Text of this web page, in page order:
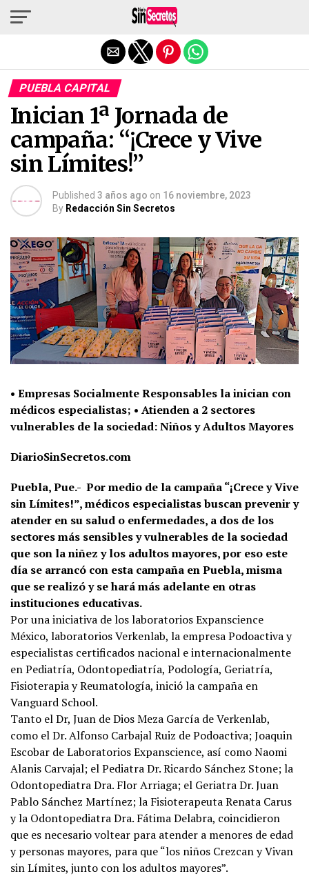
PUEBLA CAPITAL
Inician 1ª Jornada de
campaña: “¡Crece y Vive
sin Límites!”
Published 3 años ago on 16 noviembre, 2023
By Redacción Sin Secretos
• Empresas Socialmente Responsables la inician con
médicos especialistas; • Atienden a 2 sectores
vulnerables de la sociedad: Niños y Adultos Mayores
DiarioSinSecretos.com
Puebla, Pue.- Por medio de la campaña “¡Crece y Vive
sin Límites!”, médicos especialistas buscan prevenir y
atender en su salud o enfermedades, a dos de los
sectores más sensibles y vulnerables de la sociedad
que son la niñez y los adultos mayores, por eso este
día se arrancó con esta campaña en Puebla, misma
que se realizó y se hará más adelante en otras
instituciones educativas.
Por una iniciativa de los laboratorios Expanscience
México, laboratorios Verkenlab, la empresa Podoactiva y
especialistas certificados nacional e internacionalmente
en Pediatría, Odontopediatría, Podología, Geriatría,
Fisioterapia y Reumatología, inició la campaña en
Vanguard School.
Tanto el Dr, Juan de Dios Meza García de Verkenlab,
como el Dr. Alfonso Carbajal Ruiz de Podoactiva; Joaquin
Escobar de Laboratorios Expanscience, así como Naomi
Alanis Carvajal; el Pediatra Dr. Ricardo Sánchez Stone; la
Odontopediatra Dra. Flor Arriaga; el Geriatra Dr. Juan
Pablo Sánchez Martínez; la Fisioterapeuta Renata Carus
y la Odontopediatra Dra. Fátima Delabra, coincidieron
que es necesario voltear para atender a menores de edad
y personas mayores, para que “los niños Crezcan y Vivan
sin Límites, junto con los adultos mayores”.
Salir de la versión móvil